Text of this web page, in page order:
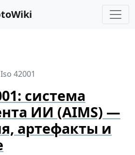
Iso 42001
система
ИИ (AIMS) —
артефакты и